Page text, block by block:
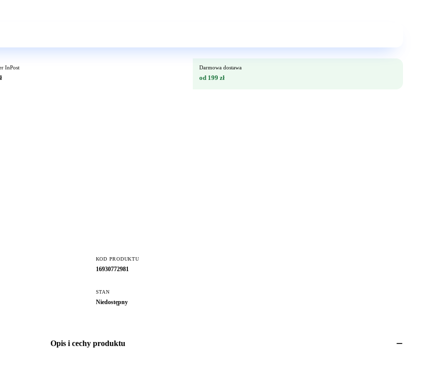
InPost Darmowa dostawa
od 199 zł
KOD PRODUKTU
16930772981
STAN
Niedostępny
Opis i cechy produktu